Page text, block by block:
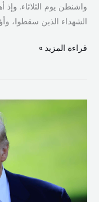
واشنطن يوم الثلاثاء. وإذ
الشهداء الذين سقطوا،
قراءة المزيد »
لـ10